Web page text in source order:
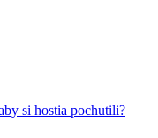
si hostia pochutili?